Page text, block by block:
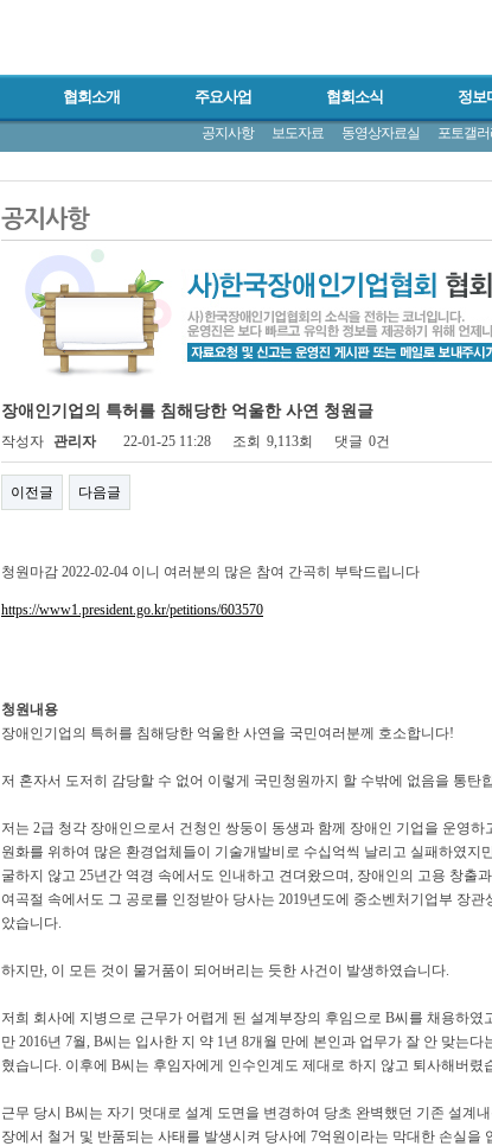
협회소개 주요사업 협회소식 정보
공지사항 보도자료 동영상자료실 포토갤러
장애인기업의 특허를 침해당한 억울한 사연 청원글
작성자 관리자 22-01-25 11:28 조회 9,113회 댓글 0건
이전글 다음글
청원마감 2022-02-04 이니 여러분의 많은 참여 간곡히 부탁드립니다
https://www1.president.go.kr/petitions/603570
청원내용
장애인기업의 특허를 침해당한 억울한 사연을 국민여러분께 호소합니다!
저 혼자서 도저히 감당할 수 없어 이렇게 국민청원까지 할 수밖에 없음을 통탄
저는 2급 청각 장애인으로서 건청인 쌍둥이 동생과 함께 장애인 기업을 운영
원화를 위하여 많은 환경업체들이 기술개발비로 수십억씩 날리고 실패하였지
굴하지 않고 25년간 역경 속에서도 인내하고 견뎌왔으며, 장애인의 고용 창출
여곡절 속에서도 그 공로를 인정받아 당사는 2019년도에 중소벤처기업부 장
았습니다.
하지만, 이 모든 것이 물거품이 되어버리는 듯한 사건이 발생하였습니다.
저희 회사에 지병으로 근무가 어렵게 된 설계부장의 후임으로 B씨를 채용하였
만 2016년 7월, B씨는 입사한 지 약 1년 8개월 만에 본인과 업무가 잘 안 맞는
혔습니다. 이후에 B씨는 후임자에게 인수인계도 제대로 하지 않고 퇴사해버렸
근무 당시 B씨는 자기 멋대로 설계 도면을 변경하여 당초 완벽했던 기존 설계
장에서 철거 및 반품되는 사태를 발생시켜 당사에 7억원이라는 막대한 손실을